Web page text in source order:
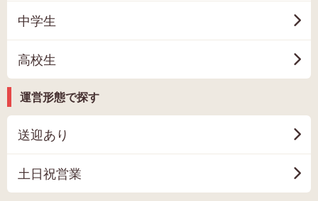
中学生
高校生
運営形態で探す
送迎あり
土日祝営業